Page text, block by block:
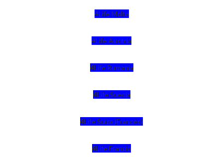
4Life Malta
4Life Austria
4Life Rumania
4Life Suecia
4Life Suiza (Francés)
4Life Francia